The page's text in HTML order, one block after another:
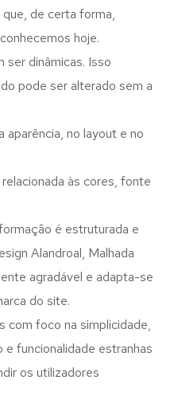
de certa forma,
hoje.
ser dinâmicas. Isso
pode ser alterado sem a
aparência, no layout e no
às cores, fonte
é estruturada e
Alandroal, Malhada
agradável e adapta-se
do site.
com foco na simplicidade,
e funcionalidade estranhas
os utilizadores